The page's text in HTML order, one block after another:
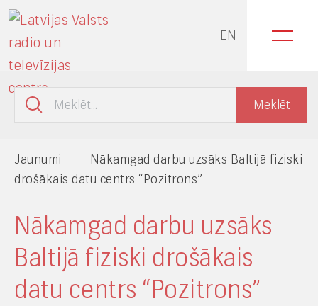
EN
Jaunumi
Nākamgad darbu uzsāks Baltijā fiziski
drošākais datu centrs “Pozitrons”
Nākamgad darbu uzsāks
Baltijā fiziski drošākais
datu centrs “Pozitrons”